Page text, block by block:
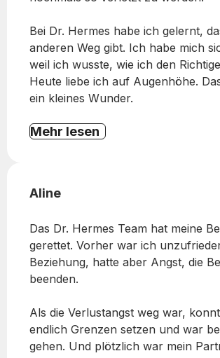
Bei Dr. Hermes habe ich gelernt,
anderen Weg gibt. Ich habe mich
weil ich wusste, wie ich den
Heute liebe ich auf Augenhöhe.
ein kleines Wunder.
Mehr lesen
Aline
Das Dr. Hermes Team hat meine
gerettet. Vorher war ich
Beziehung, hatte aber Angst, die
beenden.
Als die Verlustangst weg war,
endlich Grenzen setzen und war
gehen. Und plötzlich war mein